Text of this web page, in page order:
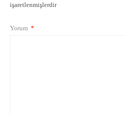
işaretlenmişlerdir
Yorum *